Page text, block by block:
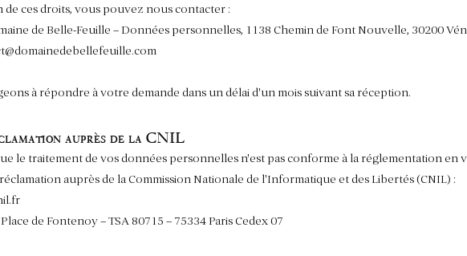
ces droits, vous pouvez nous contacter :
de Belle-Feuille – Données personnelles, 1138 Chemin de Font Nouvelle, 30200
à répondre à votre demande dans un délai d'un mois suivant sa réception.
auprès de la CNIL
le traitement de vos données personnelles n'est pas conforme à la réglementation en
auprès de la Commission Nationale de l'Informatique et des Libertés (CNIL) :
de Fontenoy – TSA 80715 – 75334 Paris Cedex 07